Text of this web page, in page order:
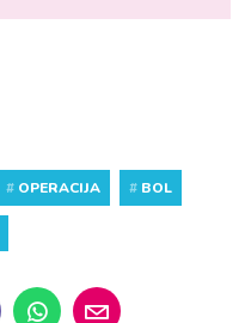
# OPERACIJA # BOL